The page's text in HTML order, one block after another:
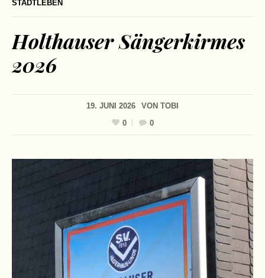
STADTLEBEN
Holthauser Sängerkirmes
2026
19. JUNI 2026 VON TOBI
0
0